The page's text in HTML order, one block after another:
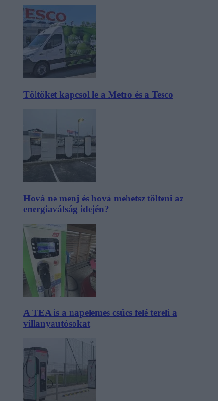
Töltőket kapcsol le a Metro és a Tesco
Hová ne menj és hová mehetsz tölteni az
energiaválság idején?
A TEA is a napelemes csúcs felé tereli a
villanyautósokat